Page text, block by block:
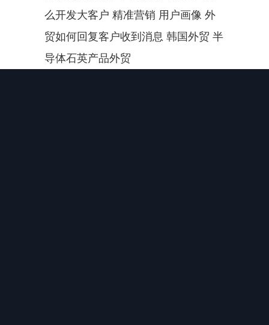
么开发大客户 精准营销 用户画像 外
贸如何回复客户收到消息 韩国外贸 半
导体石英产品外贸